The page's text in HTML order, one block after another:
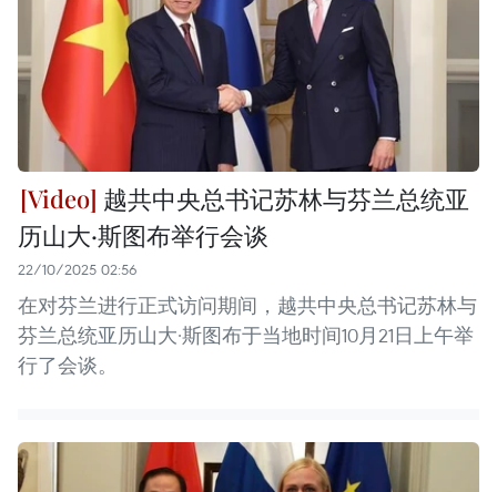
越共中央总书记苏林与芬兰总统亚
历山大·斯图布举行会谈
22/10/2025 02:56
在对芬兰进行正式访问期间，越共中央总书记苏林与
芬兰总统亚历山大·斯图布于当地时间10月21日上午举
行了会谈。